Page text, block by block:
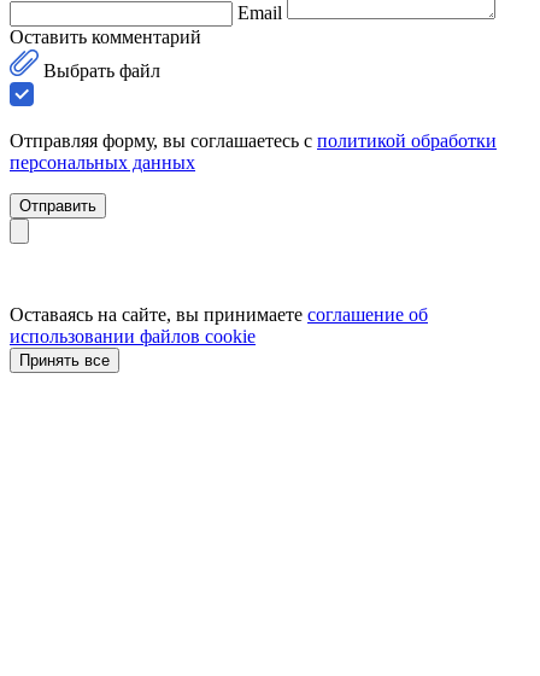
Email
Оставить комментарий
Выбрать файл
Отправляя форму, вы соглашаетесь с политикой обработки
персональных данных
Отправить
Оставаясь на сайте, вы принимаете соглашение об
использовании файлов cookie
Принять все